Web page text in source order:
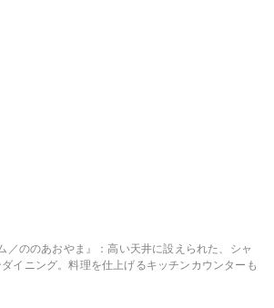
／ののあおやま』：高い天井に設えられた、シャ
イニング。料理を仕上げるキッチンカウンターも